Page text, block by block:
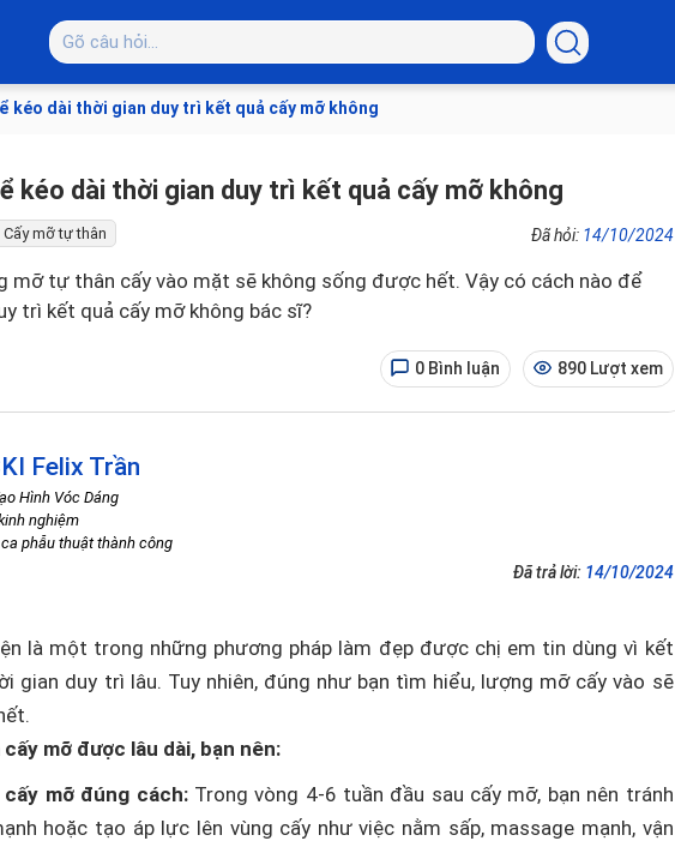
kéo dài thời gian duy trì kết quả cấy mỡ không
kéo dài thời gian duy trì kết quả cấy mỡ không
Cấy mỡ tự thân Đã hỏi: 14/10/2024
mỡ tự thân cấy vào mặt sẽ không sống được hết. Vậy có cách nào để
trì kết quả cấy mỡ không bác sĩ?
0 Bình luận 890 Lượt xem
Felix Trần
Hình Vóc Dáng
nghiệm
phẫu thuật thành công
Đã trả lời: 14/10/2024
là một trong những phương pháp làm đẹp được chị em tin dùng vì kết
gian duy trì lâu. Tuy nhiên, đúng như bạn tìm hiểu, lượng mỡ cấy vào sẽ
mỡ được lâu dài, bạn nên:
mỡ đúng cách:Trong vòng 4-6 tuần đầu sau cấy mỡ, bạn nên tránh
hoặc tạo áp lực lên vùng cấy như việc nằm sấp, massage mạnh, vận